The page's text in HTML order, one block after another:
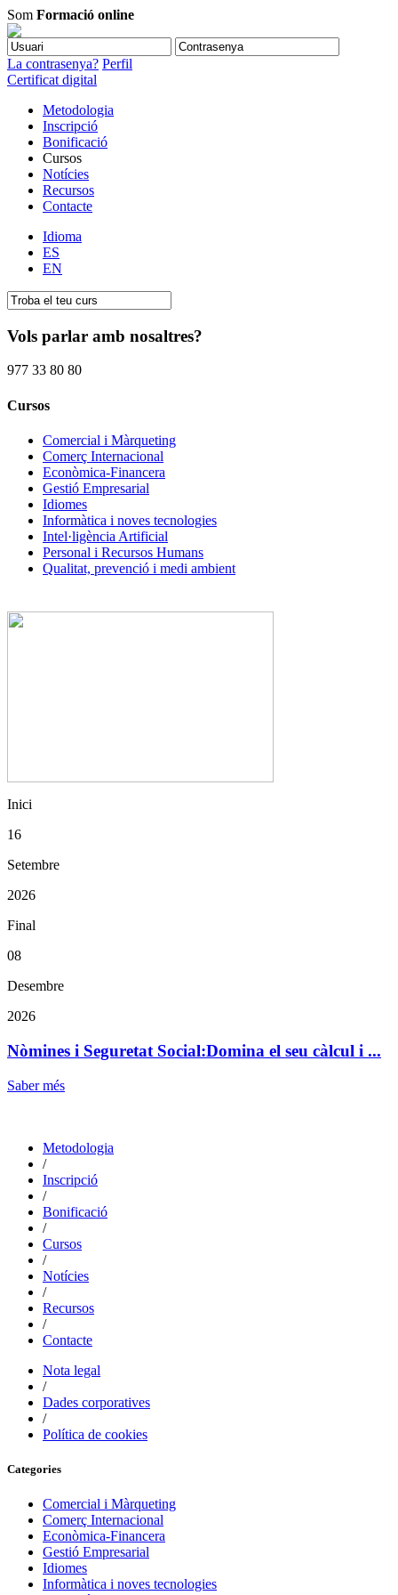
Som Formació online
La contrasenya? Perfil
Certificat digital
Metodologia
Inscripció
Bonificació
Cursos
Notícies
Recursos
Contacte
Idioma
ES
EN
Vols parlar amb nosaltres?
977 33 80 80
Cursos
Comercial i Màrqueting
Comerç Internacional
Econòmica-Financera
Gestió Empresarial
Idiomes
Informàtica i noves tecnologies
Intel·ligència Artificial
Personal i Recursos Humans
Qualitat, prevenció i medi ambient
Inici
16
Setembre
2026
Final
08
Desembre
2026
Nòmines i Seguretat Social:Domina el seu càlcul i ...
Saber més
Metodologia
/
Inscripció
/
Bonificació
/
Cursos
/
Notícies
/
Recursos
/
Contacte
Nota legal
/
Dades corporatives
/
Política de cookies
Categories
Comercial i Màrqueting
Comerç Internacional
Econòmica-Financera
Gestió Empresarial
Idiomes
Informàtica i noves tecnologies